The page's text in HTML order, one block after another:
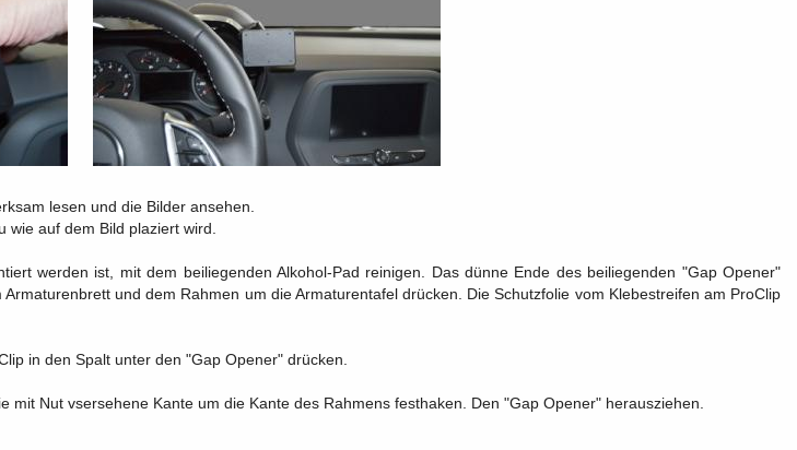
lesen und die Bilder ansehen.
wie auf dem Bild plaziert wird.
werden ist, mit dem beiliegenden Alkohol-Pad reinigen. Das dünne Ende des beiliegenden "Gap Opener"
und dem Rahmen um die Armaturentafel drücken. Die Schutzfolie vom Klebestreifen am ProClip
in den Spalt unter den "Gap Opener" drücken.
mit Nut vsersehene Kante um die Kante des Rahmens festhaken. Den "Gap Opener" herausziehen.